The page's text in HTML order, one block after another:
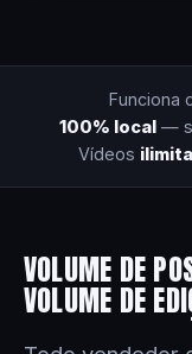
Funciona
100% local —
Vídeos
VOLUME DE
VOLUME DE